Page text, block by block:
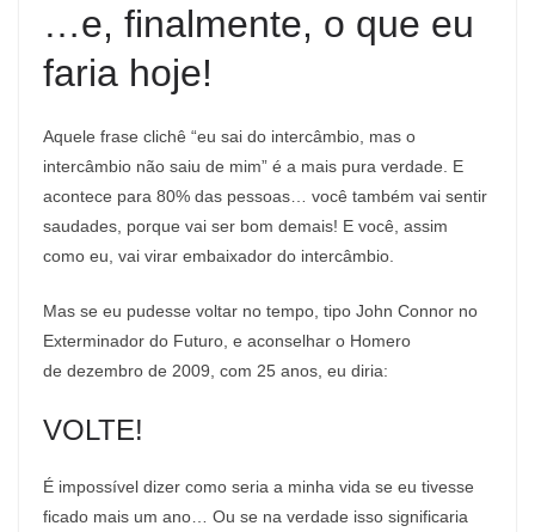
…e, finalmente, o que eu
faria hoje!
Aquele frase clichê “eu sai do intercâmbio, mas o
intercâmbio não saiu de mim” é a mais pura verdade. E
acontece para 80% das pessoas… você também vai sentir
saudades, porque vai ser bom demais! E você, assim
como eu, vai virar embaixador do intercâmbio.
Mas se eu pudesse voltar no tempo, tipo John Connor no
Exterminador do Futuro, e aconselhar o Homero
de dezembro de 2009, com 25 anos, eu diria:
VOLTE!
É impossível dizer como seria a minha vida se eu tivesse
ficado mais um ano… Ou se na verdade isso significaria